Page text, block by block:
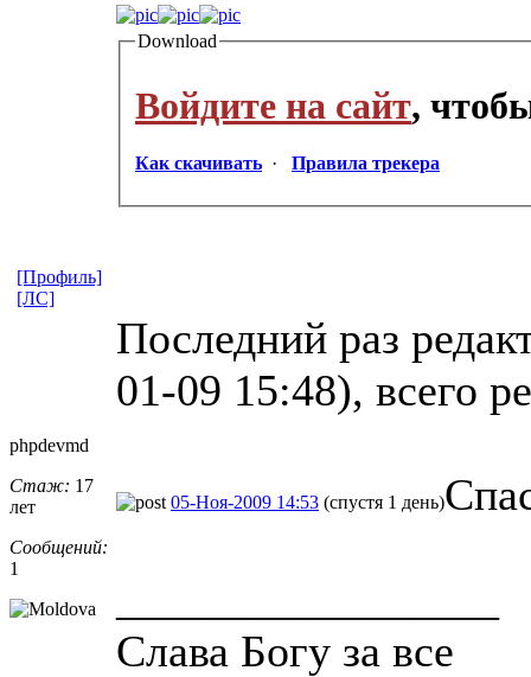
Download
Войдите на сайт,
Как скачивать · Правила трекера
Последний раз
01-09 15:48), всего
[Профиль]
[ЛС]
phpdevmd
Стаж: 17
лет
Сообщений:
1
05-Ноя-2009 14:53 (спустя 1 день)
Слава Богу за все